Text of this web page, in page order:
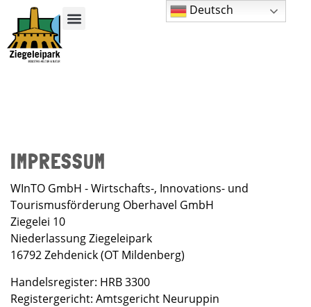
IMPRESSUM
WInTO GmbH - Wirtschafts-, Innovations- und
Tourismusförderung Oberhavel GmbH
Ziegelei 10
Niederlassung Ziegeleipark
16792 Zehdenick (OT Mildenberg)
Handelsregister: HRB 3300
Registergericht: Amtsgericht Neuruppin
Deutsch